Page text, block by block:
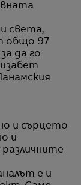
света,
общо 97
да го
и сърцето
и
е и